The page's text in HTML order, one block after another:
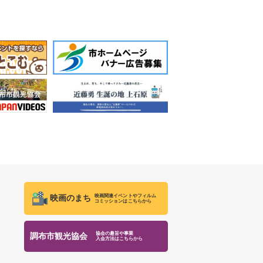
映画のまち
映画関連イベントやフィルム
コミッションはこちらから
調布市観光協会
協会の趣旨や事業
入会方法はこちらから